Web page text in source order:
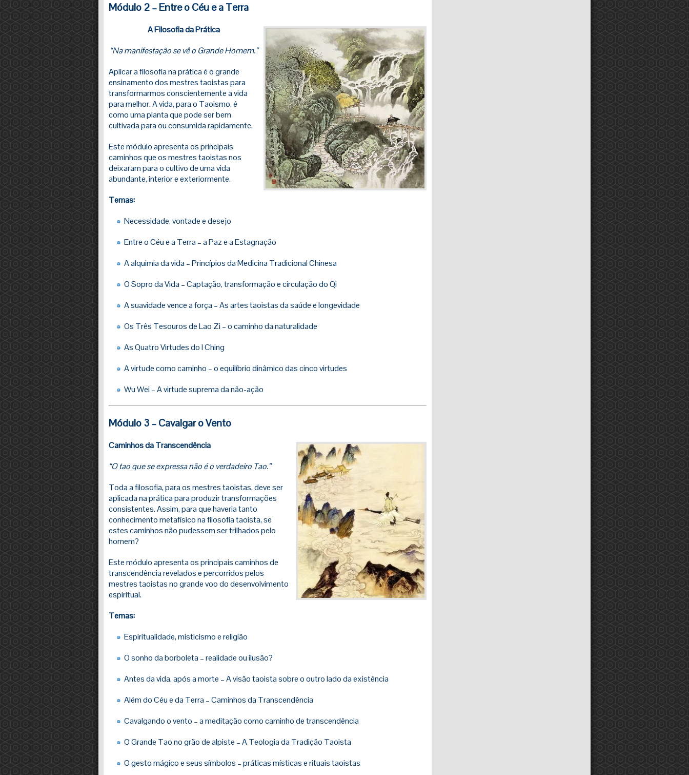
Módulo 2 – Entre o Céu e a Terra
A Filosofia da Prática
“Na manifestação se vê o Grande Homem.”
Aplicar a filosofia na prática é o grande
ensinamento dos mestres taoistas para
transformarmos conscientemente a vida
para melhor. A vida, para o Taoismo, é
como uma planta que pode ser bem
cultivada para ou consumida rapidamente.
Este módulo apresenta os principais
caminhos que os mestres taoistas nos
deixaram para o cultivo de uma vida
abundante, interior e exteriormente.
Temas:
Necessidade, vontade e desejo
Entre o Céu e a Terra – a Paz e a Estagnação
A alquimia da vida – Princípios da Medicina Tradicional Chinesa
O Sopro da Vida – Captação, transformação e circulação do Qi
A suavidade vence a força – As artes taoistas da saúde e longevidade
Os Três Tesouros de Lao Zi – o caminho da naturalidade
As Quatro Virtudes do I Ching
A virtude como caminho – o equilíbrio dinâmico das cinco virtudes
Wu Wei – A virtude suprema da não-ação
Módulo 3 – Cavalgar o Vento
Caminhos da Transcendência
“O tao que se expressa não é o verdadeiro Tao.”
Toda a filosofia, para os mestres taoistas, deve ser
aplicada na prática para produzir transformações
consistentes. Assim, para que haveria tanto
conhecimento metafísico na filosofia taoista, se
estes caminhos não pudessem ser trilhados pelo
homem?
Este módulo apresenta os principais caminhos de
transcendência revelados e percorridos pelos
mestres taoistas no grande voo do desenvolvimento
espiritual.
Temas:
Espiritualidade, misticismo e religião
O sonho da borboleta – realidade ou ilusão?
Antes da vida, após a morte – A visão taoista sobre o outro lado da existência
Além do Céu e da Terra – Caminhos da Transcendência
Cavalgando o vento – a meditação como caminho de transcendência
O Grande Tao no grão de alpiste – A Teologia da Tradição Taoista
O gesto mágico e seus símbolos – práticas místicas e rituais taoistas